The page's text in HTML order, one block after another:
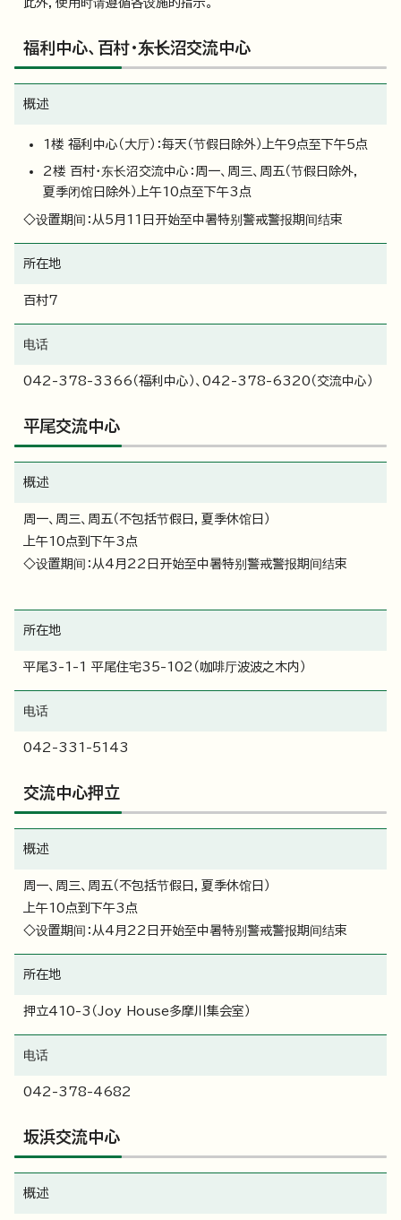
此外，使用时请遵循各设施的指示。
福利中心、百村・东长沼交流中心
概述
1楼 福利中心（大厅）：每天（节假日除外）上午9点至下午5点
2楼 百村・东长沼交流中心：周一、周三、周五（节假日除外，
夏季闭馆日除外）上午10点至下午3点
◇设置期间：从5月11日开始至中暑特别警戒警报期间结束
所在地
百村7
电话
042-378-3366（福利中心）、042-378-6320（交流中心）
平尾交流中心
概述
周一、周三、周五（不包括节假日，夏季休馆日）
上午10点到下午3点
◇设置期间：从4月22日开始至中暑特别警戒警报期间结束
所在地
平尾3-1-1 平尾住宅35-102（咖啡厅波波之木内）
电话
042-331-5143
交流中心押立
概述
周一、周三、周五（不包括节假日，夏季休馆日）
上午10点到下午3点
◇设置期间：从4月22日开始至中暑特别警戒警报期间结束
所在地
押立410-3（Joy House多摩川集会室）
电话
042-378-4682
坂浜交流中心
概述